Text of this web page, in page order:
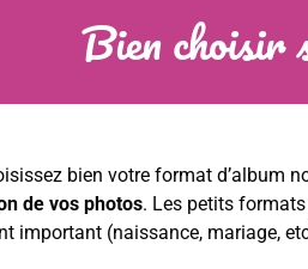
bien votre format d’album
de vos photos. Les petits formats
important (naissance, mariage,